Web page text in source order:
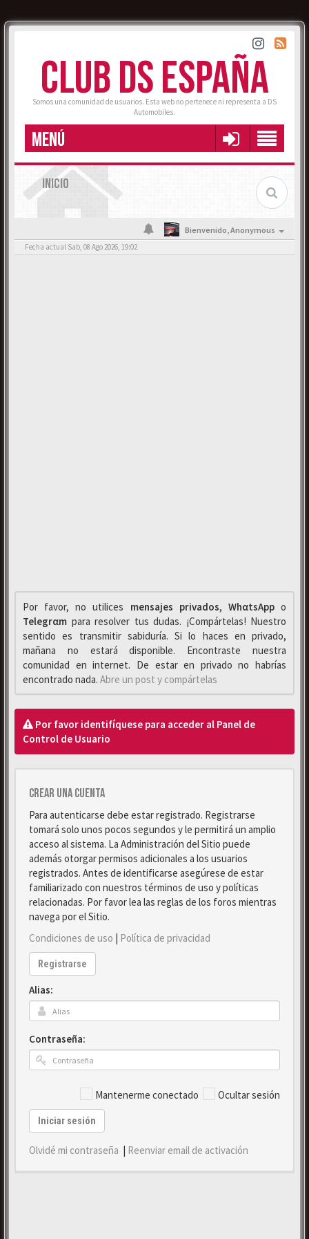
CLUB DS ESPAÑA
Somos una comunidad de usuarios. Esta web no pertenece ni representa a DS
Automobiles.
MENÚ
INICIO
Bienvenido,Anonymous
Fecha actual Sab, 08 Ago 2026, 19:02
Por favor, no utilices mensajes privados, WhαtsAppo
Telegrαm para resolver tus dudas. ¡Compártelas! Nuestro
sentido es transmitir sabiduría. Si lo haces en privado,
mañana no estará disponible. Encontraste nuestra
comunidad en internet. De estar en privado no habrías
encontrado nada. Abre un post y compártelas
Por favor identifíquese para acceder al Panel de
Control de Usuario
Crear una cuenta
Para autenticarse debe estar registrado. Registrarse
tomará solo unos pocos segundos y le permitirá un amplio
acceso al sistema. La Administración del Sitio puede
además otorgar permisos adicionales a los usuarios
registrados. Antes de identificarse asegúrese de estar
familiarizado con nuestros términos de uso y políticas
relacionadas. Por favor lea las reglas de los foros mientras
navega por el Sitio.
Condiciones de uso | Política de privacidad
Registrarse
Alias:
Contraseña:
Mantenerme conectado Ocultar sesión
Iniciar sesión
Olvidé mi contraseña | Reenviar email de activación